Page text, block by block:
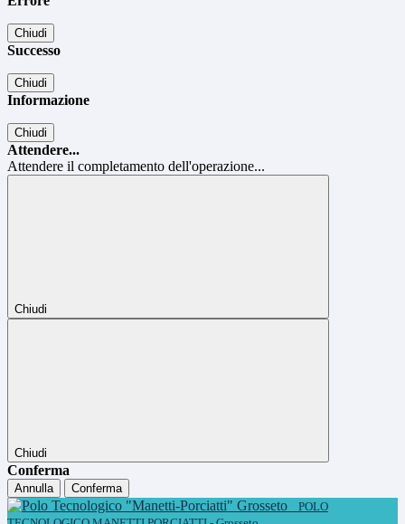
Chiudi
Successo
Chiudi
Informazione
Chiudi
Attendere...
Attendere il completamento dell'operazione...
Chiudi
Chiudi
Conferma
Annulla
Conferma
POLO